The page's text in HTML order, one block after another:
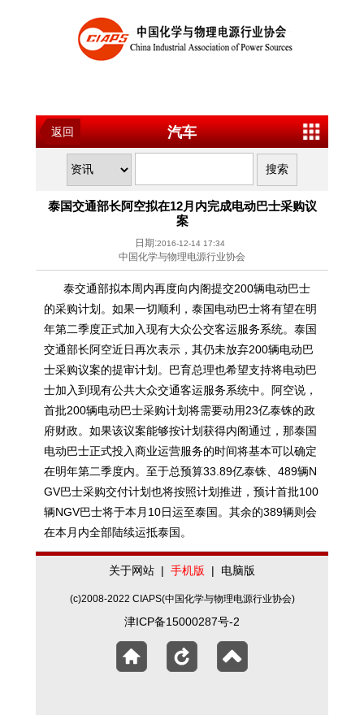
返回 汽车
泰国交通部长阿空拟在12月内完成电动巴士采购议
案
日期:2016-12-14 17:34
中国化学与物理电源行业协会
泰交通部拟本周内再度向内阁提交200辆电动巴士
的采购计划。如果一切顺利，泰国电动巴士将有望在明
年第二季度正式加入现有大众公交客运服务系统。泰国
交通部长阿空近日再次表示，其仍未放弃200辆电动巴
士采购议案的提审计划。巴育总理也希望支持将电动巴
士加入到现有公共大众交通客运服务系统中。阿空说，
首批200辆电动巴士采购计划将需要动用23亿泰铢的政
府财政。如果该议案能够按计划获得内阁通过，那泰国
电动巴士正式投入商业运营服务的时间将基本可以确定
在明年第二季度内。至于总预算33.89亿泰铢、489辆N
GV巴士采购交付计划也将按照计划推进，预计首批100
辆NGV巴士将于本月10日运至泰国。其余的389辆则会
在本月内全部陆续运抵泰国。
关于网站 | 手机版 | 电脑版
(c)2008-2022 CIAPS(中国化学与物理电源行业协会)
津ICP备15000287号-2